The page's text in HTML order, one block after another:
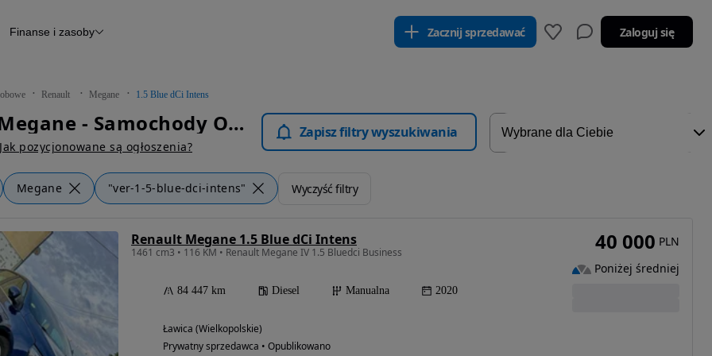
Raport z inspekcji
Otomoto News
Finanse i zasoby Zacznij sprzedawać Zaloguj się
Renault Megane 1.5 Blue dCi Intens
Renault Megane - Samochody Osobowe
Jak pozycjonowane są ogłoszenia?
Zapisz filtry wyszukiwania
Megane "ver-1-5-blue-dci-intens" Wyczyść filtry
Renault Megane 1.5 Blue dCi Intens
1461 cm3 • 116 KM • Renault Megane IV 1.5 Bluedci Business
84 447 km Diesel Manualna 2020
Ławica (Wielkopolskie)
Prywatny sprzedawca • Opublikowano
40 000 PLN
Poniżej średniej